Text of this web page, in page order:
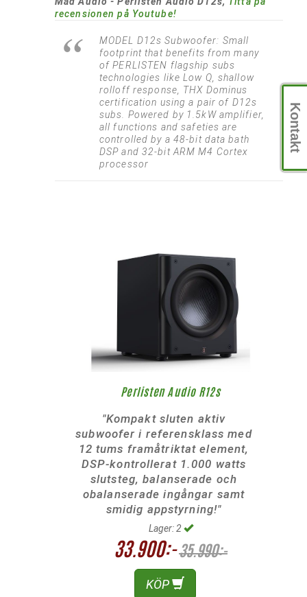
recensionen på Youtube!
MODEL D12s Subwoofer: Small
footprint that benefits from many
of PERLISTEN flagship subs
technologies like Low Q, shallow
rolloff response, THX Dominus
certification using a pair of D12s
subs. Powered by 1.5kW amplifier,
all functions and safeties are
controlled by a 48-bit data bath
DSP and 32-bit ARM M4 Cortex
processor
Perlisten Audio R12s
"Kompakt sluten aktiv
subwoofer i referensklass med
12 tums framåtriktat element,
DSP-kontrollerat 1.000 watts
slutsteg, balanserade och
obalanserade ingångar samt
smidig appstyrning!"
Lager: 2
33.900:-35.990:-
KÖP
Kontakt